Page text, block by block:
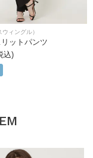
ィングル）
ットパンツ
込)